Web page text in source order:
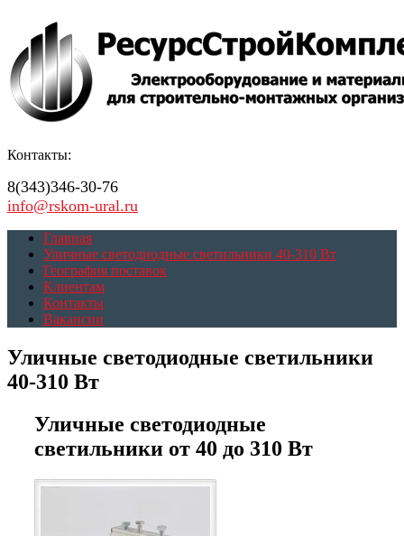
Контакты:
8(343)346-30-76
info@rskom-ural.ru
Главная
Уличные светодиодные светильники 40-310 Вт
География поставок
Клиентам
Контакты
Вакансии
Уличные светодиодные светильники
40-310 Вт
Уличные светодиодные
светильники от 40 до 310 Вт